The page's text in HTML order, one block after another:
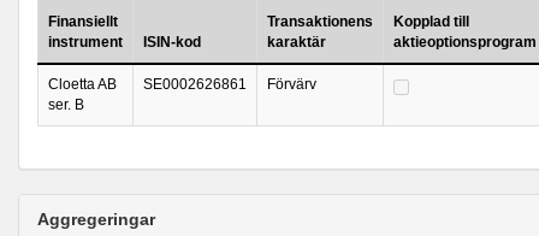
Finansiellt
instrument
ISIN-kod
Transaktionens
karaktär
Kopplad till
aktieoptionsprogram
Cloetta AB
ser. B
SE0002626861 Förvärv
Aggregeringar